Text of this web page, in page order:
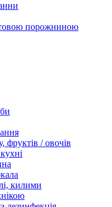
порожниною
фруктів / овочів
килими